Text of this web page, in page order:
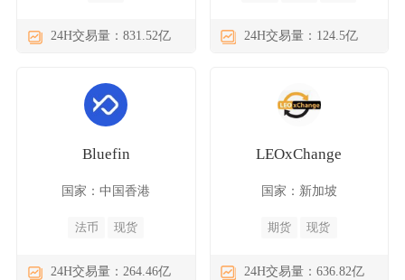
24H交易量：831.52亿 24H交易量：124.5亿
Bluefin
国家：中国香港
法币 现货
24H交易量：264.46亿
LEOxChange
国家：新加坡
期货 现货
24H交易量：636.82亿